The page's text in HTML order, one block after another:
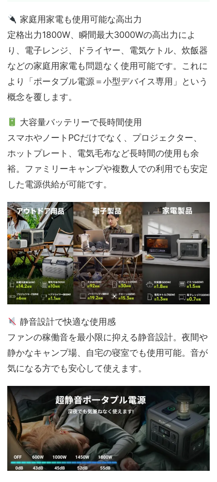
家庭用家電も使用可能な高出力
定格出力1800W、瞬間最大3000Wの高出力によ
り、電子レンジ、ドライヤー、電気ケトル、炊飯器
などの家庭用家電も問題なく使用可能です。これに
より「ポータブル電源＝小型デバイス専用」という
概念を覆します。
大容量バッテリーで長時間使用
スマホやノートPCだけでなく、プロジェクター、
ホットプレート、電気毛布など長時間の使用も余
裕。ファミリーキャンプや複数人での利用でも安定
した電源供給が可能です。
静音設計で快適な使用感
ファンの稼働音を最小限に抑える静音設計。夜間や
静かなキャンプ場、自宅の寝室でも使用可能。音が
気になる方でも安心して使えます。